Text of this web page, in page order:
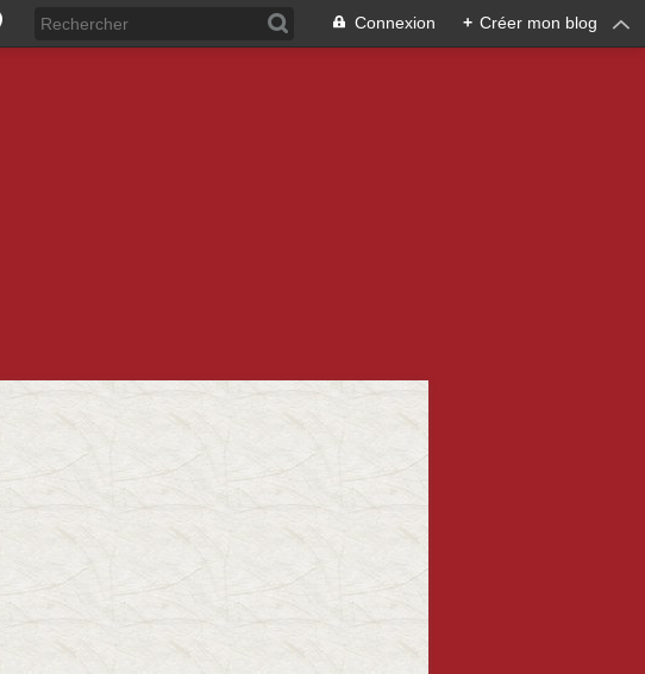
Connexion + Créer mon blog